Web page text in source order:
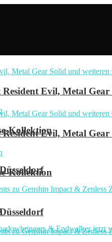
Evil, Metal
KollektionEvil, Metal
Kollektion